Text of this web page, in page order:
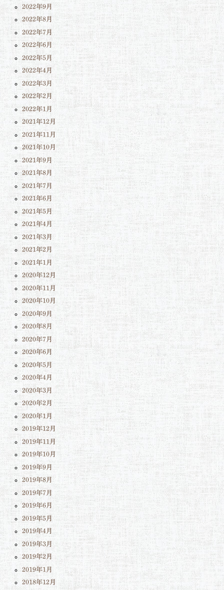
2022年9月
2022年8月
2022年7月
2022年6月
2022年5月
2022年4月
2022年3月
2022年2月
2022年1月
2021年12月
2021年11月
2021年10月
2021年9月
2021年8月
2021年7月
2021年6月
2021年5月
2021年4月
2021年3月
2021年2月
2021年1月
2020年12月
2020年11月
2020年10月
2020年9月
2020年8月
2020年7月
2020年6月
2020年5月
2020年4月
2020年3月
2020年2月
2020年1月
2019年12月
2019年11月
2019年10月
2019年9月
2019年8月
2019年7月
2019年6月
2019年5月
2019年4月
2019年3月
2019年2月
2019年1月
2018年12月